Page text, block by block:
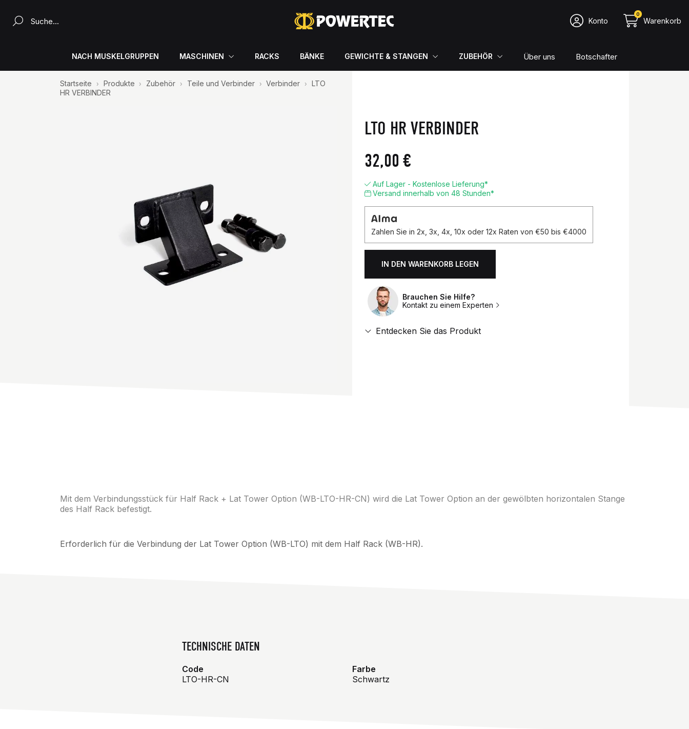
Ein Produkt suchen...
Konto
0
Warenkorb
NACH MUSKELGRUPPEN MASCHINEN RACKS BÄNKE GEWICHTE & STANGEN ZUBEHÖR Über uns Botschafter
Startseite Produkte Zubehör Teile und Verbinder Verbinder
LTO
HR VERBINDER
LTO HR VERBINDER
32,00 €
Auf Lager - Kostenlose Lieferung*
Versand innerhalb von 48 Stunden*
Zahlen Sie in 2x, 3x, 4x, 10x oder 12x Raten von €50 bis €4000
Anzahl.
IN DEN WARENKORB LEGEN
Brauchen Sie Hilfe?
Kontakt zu einem Experten
Entdecken Sie das Produkt
Mit dem Verbindungsstück für Half Rack + Lat Tower Option (WB-LTO-HR-CN) wird die Lat Tower Option an der gewölbten horizontalen Stange
des Half Rack befestigt.
Erforderlich für die Verbindung der Lat Tower Option (WB-LTO) mit dem Half Rack (WB-HR).
TECHNISCHE DATEN
Code
LTO-HR-CN
Farbe
Schwartz